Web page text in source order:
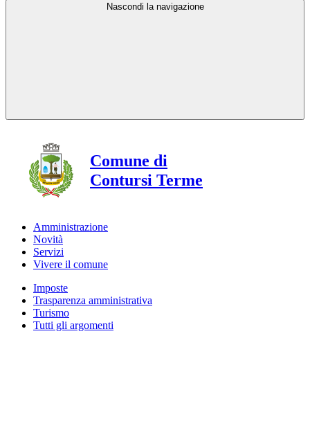
Nascondi la navigazione
Comune di
Contursi Terme
Amministrazione
Novità
Servizi
Vivere il comune
Imposte
Trasparenza amministrativa
Turismo
Tutti gli argomenti